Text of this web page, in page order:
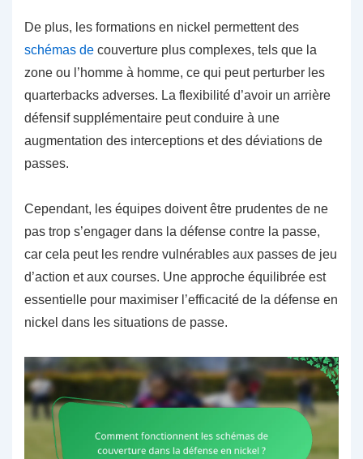
De plus, les formations en nickel permettent des
schémas de couverture plus complexes, tels que la
zone ou l’homme à homme, ce qui peut perturber les
quarterbacks adverses. La flexibilité d’avoir un arrière
défensif supplémentaire peut conduire à une
augmentation des interceptions et des déviations de
passes.
Cependant, les équipes doivent être prudentes de ne
pas trop s’engager dans la défense contre la passe,
car cela peut les rendre vulnérables aux passes de jeu
d’action et aux courses. Une approche équilibrée est
essentielle pour maximiser l’efficacité de la défense en
nickel dans les situations de passe.